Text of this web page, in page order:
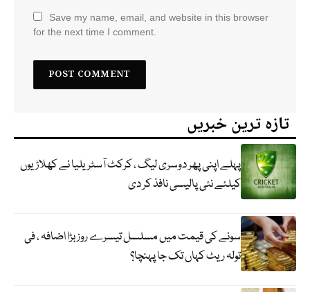
Save my name, email, and website in this browser
for the next time I comment.
تازہ ترین خبریں
پہلے اپنی پھر دوسری لیگ ، کرکٹ آسٹریلیا نے کھلاڑیوں
کیلئے نئی پالیسی نافذ کر دی
سونے کی قیمت میں مسلسل تیسرے روز بڑا اضافہ ، فی
تولہ ریٹ کہاں تک جا پہنچا؟